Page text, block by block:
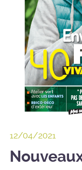
12/04/2021